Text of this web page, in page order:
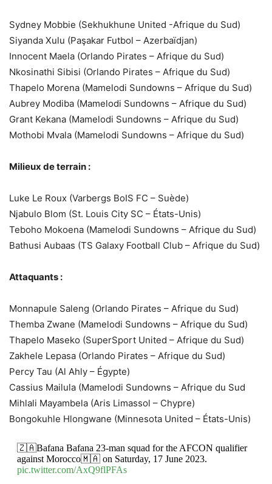
Sydney Mobbie (Sekhukhune United -Afrique du Sud)
Siyanda Xulu (Paşakar Futbol – Azerbaïdjan)
Innocent Maela (Orlando Pirates – Afrique du Sud)
Nkosinathi Sibisi (Orlando Pirates – Afrique du Sud)
Thapelo Morena (Mamelodi Sundowns – Afrique du Sud)
Aubrey Modiba (Mamelodi Sundowns – Afrique du Sud)
Grant Kekana (Mamelodi Sundowns – Afrique du Sud)
Mothobi Mvala (Mamelodi Sundowns – Afrique du Sud)
Milieux de terrain :
Luke Le Roux (Varbergs BoIS FC – Suède)
Njabulo Blom (St. Louis City SC – États-Unis)
Teboho Mokoena (Mamelodi Sundowns – Afrique du Sud)
Bathusi Aubaas (TS Galaxy Football Club – Afrique du Sud)
Attaquants :
Monnapule Saleng (Orlando Pirates – Afrique du Sud)
Themba Zwane (Mamelodi Sundowns – Afrique du Sud)
Thapelo Maseko (SuperSport United – Afrique du Sud)
Zakhele Lepasa (Orlando Pirates – Afrique du Sud)
Percy Tau (Al Ahly – Égypte)
Cassius Mailula (Mamelodi Sundowns – Afrique du Sud
Mihlali Mayambela (Aris Limassol – Chypre)
Bongokuhle Hlongwane (Minnesota United – États-Unis)
🇿🇦Bafana Bafana 23-man squad for the AFCON qualifier
against Morocco🇲🇦 on Saturday, 17 June 2023.
pic.twitter.com/AxQ9flPFAs